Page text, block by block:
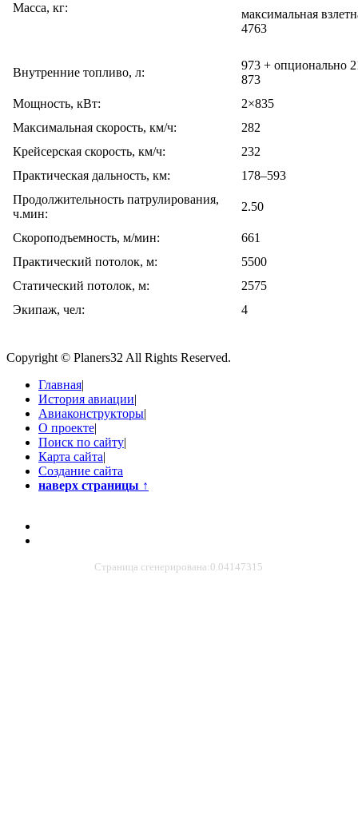
Масса, кг:
максимальная
4763
Внутренние топливо, л:
973 + опционально
873
Мощность, кВт:
2×835
Максимальная скорость, км/ч:
282
Крейсерская скорость, км/ч:
232
Практическая дальность, км:
178–593
Продолжительность патрулирования,
ч.мин:
2.50
Скороподъемность, м/мин:
661
Практический потолок, м:
5500
Статический потолок, м:
2575
Экипаж, чел:
4
Copyright © Planers32 All Rights Reserved.
Главная|
История авиации|
Авиаконструкторы|
О проекте|
Поиск по сайту|
Карта сайта|
Создание сайта
наверх страницы ↑
Страница сгенерирована:0.04147315